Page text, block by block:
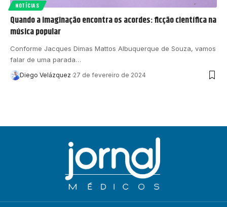
NOTÍCIAS
Quando a imaginação encontra os acordes: ficção científica na
música popular
Conforme Jacques Dimas Mattos Albuquerque de Souza, vamos
falar de uma parada…
Diego Velázquez 27 de fevereiro de 2024